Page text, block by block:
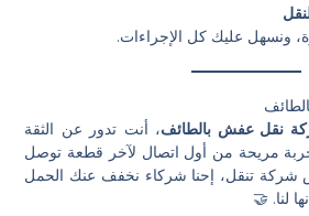
عليك كل الإجراءات.
عفش بالطائف، أنت تدور عن الثقة
مريحة من أول اتصال لآخر قطعة توصل
شركة تنقل، إحنا شركاء نخفف عنك الحمل
🤝